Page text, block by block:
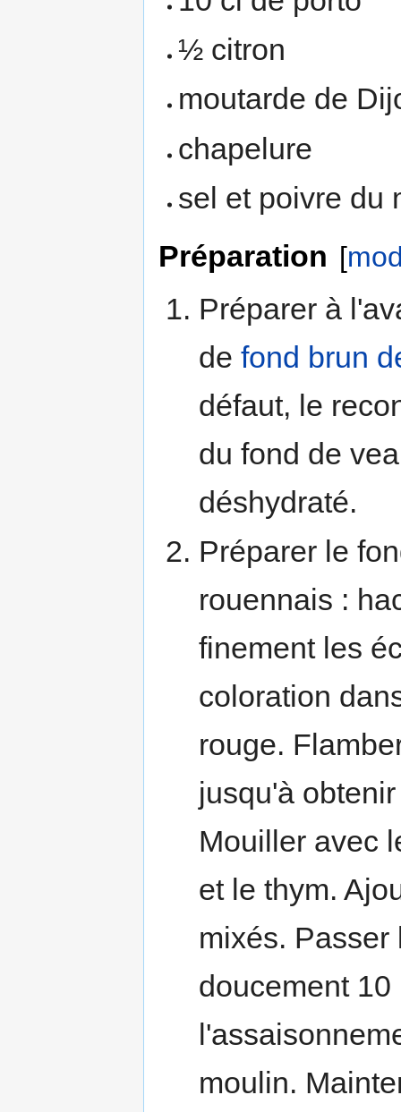
½ citron
moutarde de
chapelure
sel et poivre du
Préparation [
Préparer à
de fond brun
défaut, le
du fond de
déshydraté.
Préparer le
rouennais :
finement les
coloration
rouge.
jusqu'à
Mouiller avec
et le thym.
mixés.
doucement
moulin.